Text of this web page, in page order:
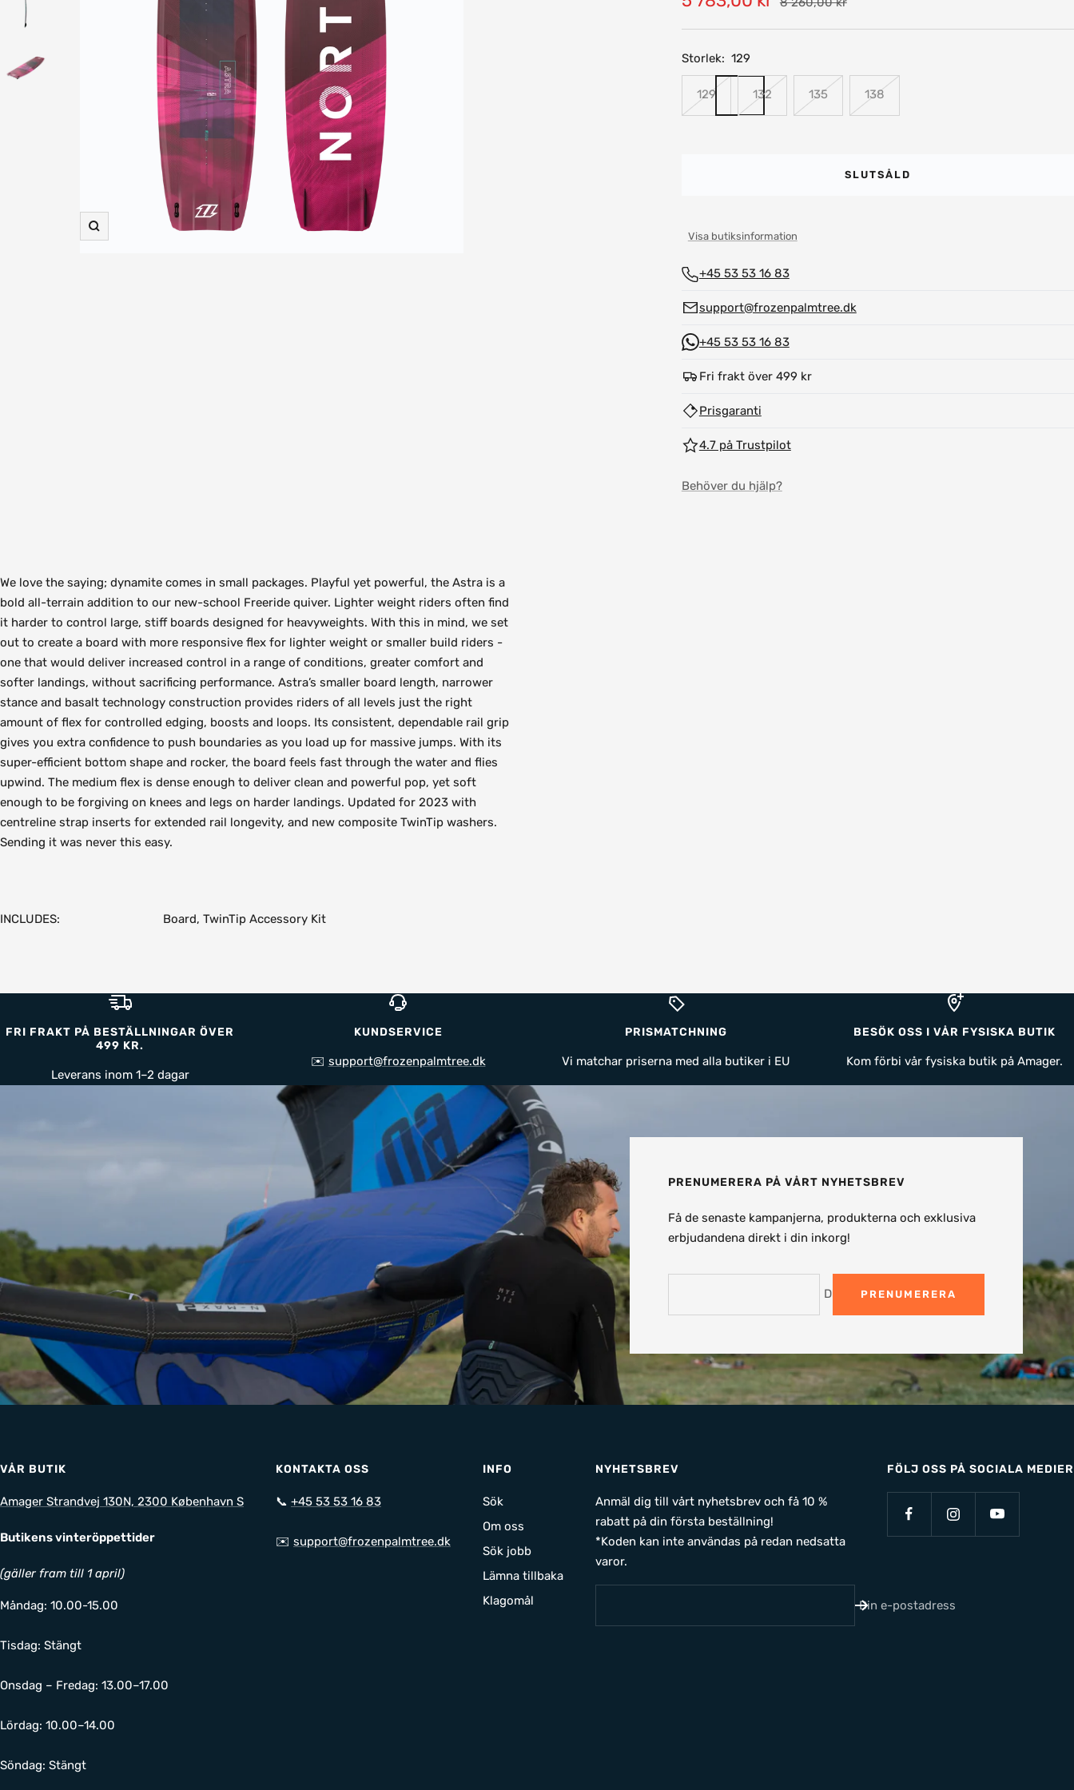
Zooma
pris
Storlek: 129
129 132 135 138
SLUTSÅLD
Visa butiksinformation
+45 53 53 16 83
support@frozenpalmtree.dk
+45 53 53 16 83
Fri frakt över 499 kr
Prisgaranti
4.7 på Trustpilot
Behöver du hjälp?
We love the saying; dynamite comes in small packages. Playful yet powerful, the Astra is a
bold all-terrain addition to our new-school Freeride quiver. Lighter weight riders often find
it harder to control large, stiff boards designed for heavyweights. With this in mind, we set
out to create a board with more responsive flex for lighter weight or smaller build riders -
one that would deliver increased control in a range of conditions, greater comfort and
softer landings, without sacrificing performance. Astra’s smaller board length, narrower
stance and basalt technology construction provides riders of all levels just the right
amount of flex for controlled edging, boosts and loops. Its consistent, dependable rail grip
gives you extra confidence to push boundaries as you load up for massive jumps. With its
super-efficient bottom shape and rocker, the board feels fast through the water and flies
upwind. The medium flex is dense enough to deliver clean and powerful pop, yet soft
enough to be forgiving on knees and legs on harder landings. Updated for 2023 with
centreline strap inserts for extended rail longevity, and new composite TwinTip washers.
Sending it was never this easy.
INCLUDES: Board, TwinTip Accessory Kit
FRI FRAKT PÅ BESTÄLLNINGAR ÖVER
499 KR.
Leverans inom 1–2 dagar
KUNDSERVICE
✉️ support@frozenpalmtree.dk
PRISMATCHNING
Vi matchar priserna med alla butiker i EU
BESÖK OSS I VÅR FYSISKA BUTIK
Kom förbi vår fysiska butik på Amager.
PRENUMERERA PÅ VÅRT NYHETSBREV
Få de senaste kampanjerna, produkterna och exklusiva
erbjudandena direkt i din inkorg!
Din e-postPRENUMERERA
VÅR BUTIK
Amager Strandvej 130N, 2300 København S
Butikens vinteröppettider
(gäller fram till 1 april)
Måndag: 10.00-15.00
Tisdag: Stängt
Onsdag – Fredag: 13.00–17.00
Lördag: 10.00–14.00
Söndag: Stängt
KONTAKTA OSS
📞 +45 53 53 16 83
✉️ support@frozenpalmtree.dk
INFO
Sök
Om oss
Sök jobb
Lämna tillbaka
Klagomål
NYHETSBREV
Anmäl dig till vårt nyhetsbrev och få 10 %
rabatt på din första beställning!
*Koden kan inte användas på redan nedsatta
varor.
Din e-postadress
FÖLJ OSS PÅ SOCIALA MEDIER